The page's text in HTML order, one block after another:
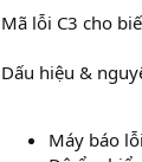
Mã lỗi C3 cho
Dấu hiệu &
Máy báo